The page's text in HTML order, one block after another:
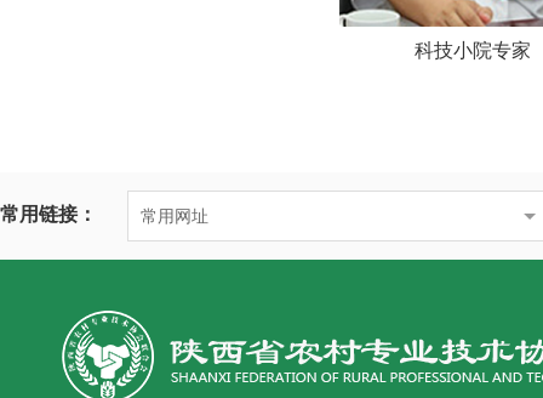
科技小院专家
常用链接： 常用网址